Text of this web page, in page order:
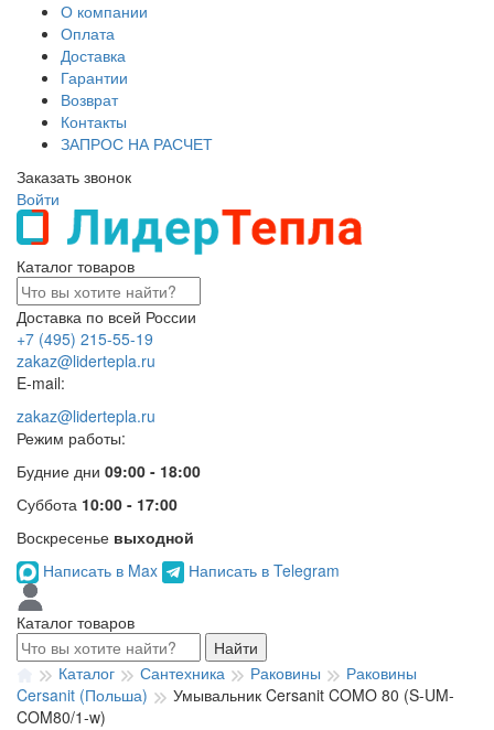
О компании
Оплата
Доставка
Гарантии
Возврат
Контакты
ЗАПРОС НА РАСЧЕТ
Заказать звонок
Войти
Каталог товаров
Доставка по всей России
+7 (495) 215-55-19
zakaz@lidertepla.ru
E-mail:
zakaz@lidertepla.ru
Режим работы:
Будние дни 09:00 - 18:00
Суббота 10:00 - 17:00
Воскресенье выходной
Написать в Max
Написать в Telegram
Каталог товаров
Найти
Каталог
Сантехника Раковины
Раковины
Cersanit (Польша)
Умывальник Cersanit COMO 80 (S-UM-
COM80/1-w)